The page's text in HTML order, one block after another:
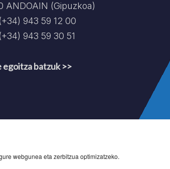
webgunea eta zerbitzua optimizatzeko.
ANDOAIN (Gipuzkoa)
943 59 12 00
943 59 30 51
egoitza batzuk >>